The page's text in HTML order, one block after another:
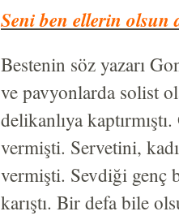
Seni ben ellerin olsun
Bestenin söz yazarı
ve pavyonlarda solist
delikanlıya
vermişti. Servetini,
vermişti. Sevdiği genç
karıştı. Bir defa bile